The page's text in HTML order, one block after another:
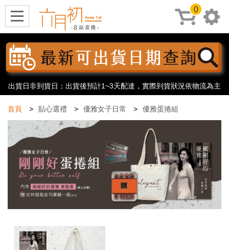
出貨日非到貨日；出貨後預計1~3天配達，實際到貨狀況依物流為主
首頁 貼心選禮 優雅女子日常 優雅蛋捲組
0